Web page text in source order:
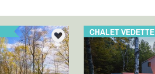
CHALET VEDETTE